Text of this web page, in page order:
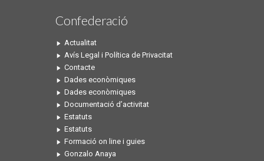
Confederació
Actualitat
Avís Legal i Política de Privacitat
Contacte
Dades econòmiques
Dades econòmiques
Documentació d’activitat
Estatuts
Estatuts
Formació on line i guies
Gonzalo Anaya